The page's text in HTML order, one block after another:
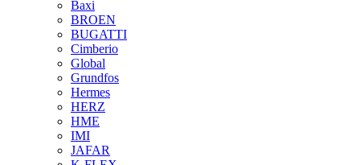
Baxi
BROEN
BUGATTI
Cimberio
Global
Grundfos
Hermes
HERZ
HME
IMI
JAFAR